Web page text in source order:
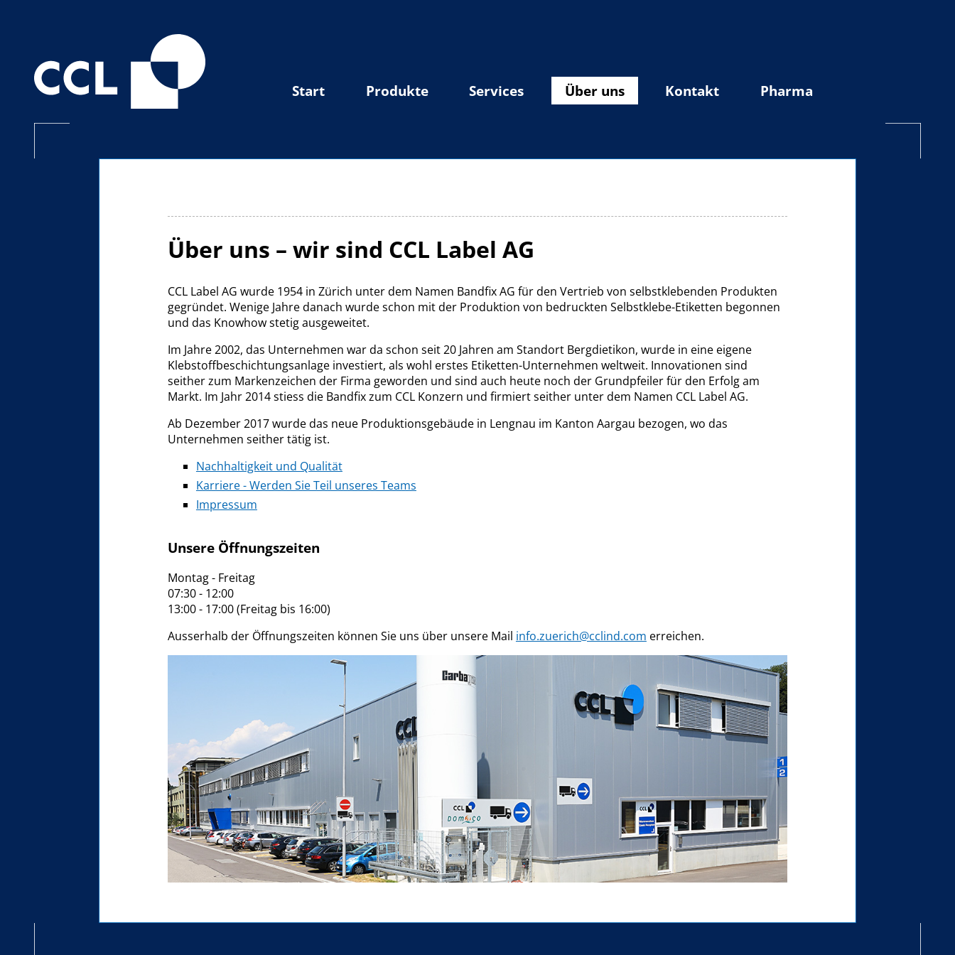
Start Produkte Services Über uns Kontakt Pharma
Über uns – wir sind CCL Label AG
CCL Label AG wurde 1954 in Zürich unter dem Namen Bandfix AG für den Vertrieb von selbstklebenden Produkten
gegründet. Wenige Jahre danach wurde schon mit der Produktion von bedruckten Selbstklebe-Etiketten begonnen
und das Knowhow stetig ausgeweitet.
Im Jahre 2002, das Unternehmen war da schon seit 20 Jahren am Standort Bergdietikon, wurde in eine eigene
Klebstoffbeschichtungsanlage investiert, als wohl erstes Etiketten-Unternehmen weltweit. Innovationen sind
seither zum Markenzeichen der Firma geworden und sind auch heute noch der Grundpfeiler für den Erfolg am
Markt. Im Jahr 2014 stiess die Bandfix zum CCL Konzern und firmiert seither unter dem Namen CCL Label AG.
Ab Dezember 2017 wurde das neue Produktionsgebäude in Lengnau im Kanton Aargau bezogen, wo das
Unternehmen seither tätig ist.
Nachhaltigkeit und Qualität
Karriere - Werden Sie Teil unseres Teams
Impressum
Unsere Öffnungszeiten
Montag - Freitag
07:30 - 12:00
13:00 - 17:00 (Freitag bis 16:00)
Ausserhalb der Öffnungszeiten können Sie uns über unsere Mail info.zuerich@cclind.com erreichen.